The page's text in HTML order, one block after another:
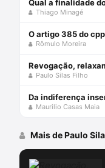
Thiago Minagé
Rômulo Moreira
Paulo Silas Filho
Maurilio Casas Maia
Mais de Paulo